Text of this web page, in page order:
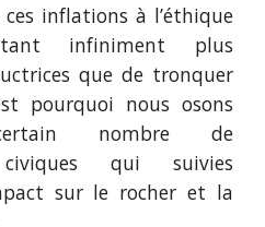
inflations à l’éthique
infiniment plus
que de tronquer
pourquoi nous osons
nombre de
civiques qui suivies
sur le rocher et la